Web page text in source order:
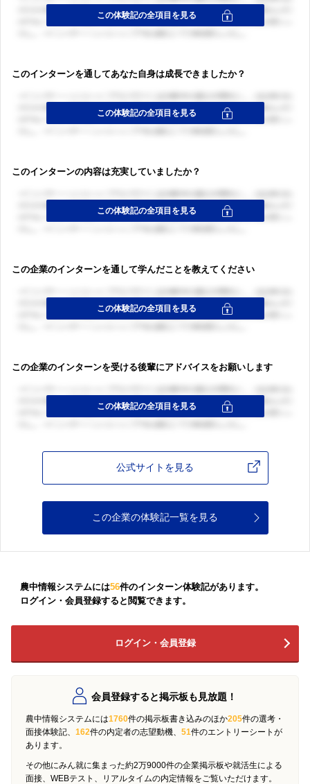
このインターンを通してあなた自身は成長できましたか？
このインターンの内容は充実していましたか？
この企業のインターンを通して学んだことを教えてください
この企業のインターンを受ける後輩にアドバイスをお願いします
公式サイトを見る
この企業の体験記一覧を見る
農中情報システムには56件のインターン体験記があります。
ログイン・会員登録すると閲覧できます。
ログイン・会員登録
会員登録すると掲示板も見放題！
農中情報システムには1760件の掲示板書き込みのほか205件の選考・
面接体験記、 162件の内定者の志望動機、 51件のエントリーシートが
あります。
その他にみん就に集まった約2万9000件の企業掲示板や就活生による
面接、WEBテスト、リアルタイムの内定情報をご覧いただけます。
ログイン・会員登録
ログイン・会員登録